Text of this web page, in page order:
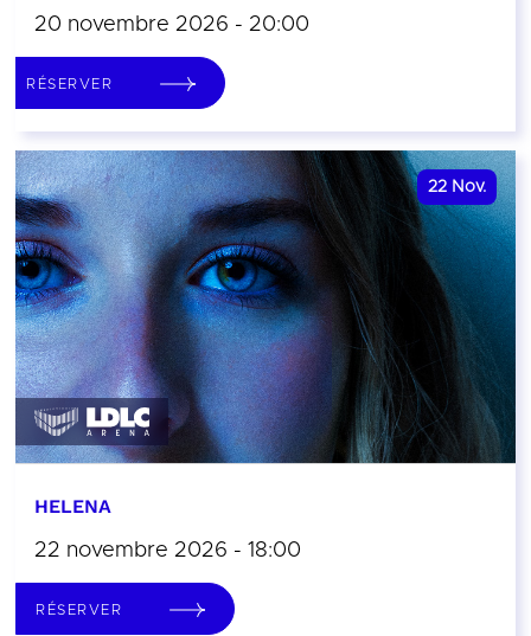
20 novembre 2026 - 20:00
RÉSERVER
22 Nov.
HELENA
22 novembre 2026 - 18:00
RÉSERVER